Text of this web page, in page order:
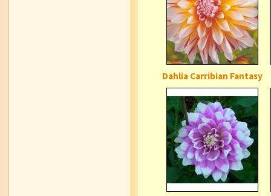
Dahlia Carribian Fantasy